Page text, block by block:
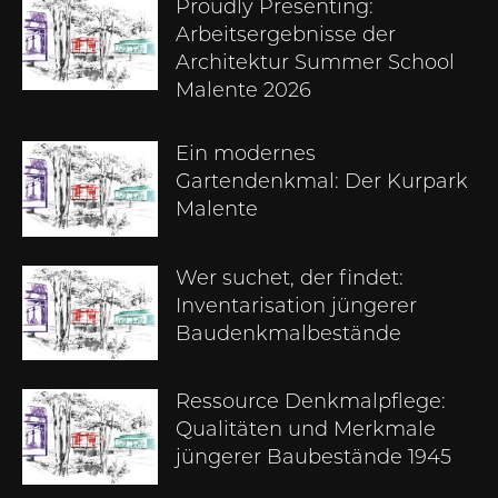
Proudly Presenting:
Arbeitsergebnisse der
Architektur Summer School
Malente 2026
Ein modernes
Gartendenkmal: Der Kurpark
Malente
Wer suchet, der findet:
Inventarisation jüngerer
Baudenkmalbestände
Ressource Denkmalpflege:
Qualitäten und Merkmale
jüngerer Baubestände 1945